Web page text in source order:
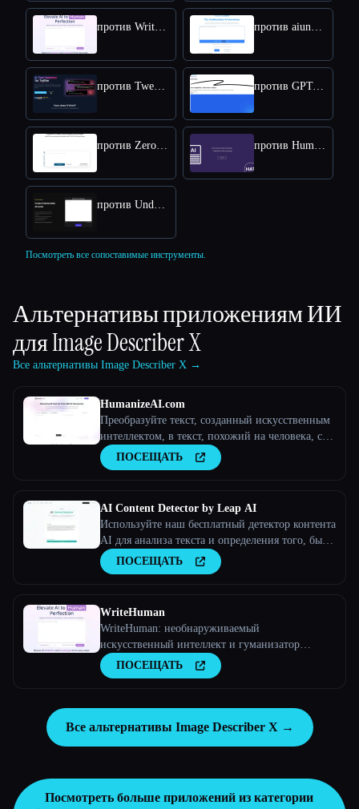
против WriteHuman против aiundetect
против Tweet Detective против GPT-Zero
против ZeroGPT против Humanize AI Text
против Undetectable AI
Посмотреть все сопоставимые инструменты.
Альтернативы приложениям ИИ
дляImage Describer X
Все альтернативы Image Describer X →
HumanizeAI.com
Преобразуйте текст, созданный искусственным
интеллектом, в текст, похожий на человека, с
помощью Humanize
ПОСЕЩАТЬ
AI Content Detector by Leap AI
Используйте наш бесплатный детектор контента
AI для анализа текста и определения того, был
ли он создан искусственным интеллектом или
нет. Инструмент AI Checker, 100% бесплатный
ПОСЕЩАТЬ
WriteHuman
WriteHuman: необнаруживаемый
искусственный интеллект и гуманизатор
искусственного интеллекта
ПОСЕЩАТЬ
Все альтернативы Image Describer X →
Посмотреть больше приложений из категории